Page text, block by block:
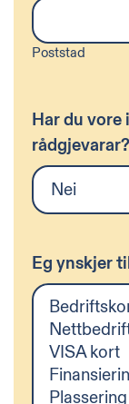
Poststad
Har du vore
rådgjevarar?
Eg ynskjer